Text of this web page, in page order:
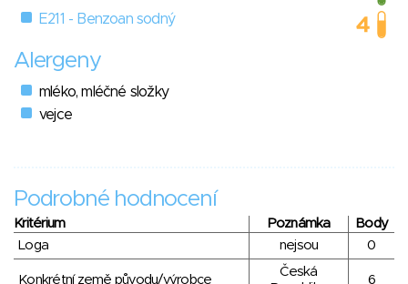
E211 - Benzoan sodný
Alergeny
mléko, mléčné složky
vejce
Podrobné hodnocení
Kritérium Poznámka
Body
Loga
nejsou 0
Konkrétní země původu/výrobce
Česká
6